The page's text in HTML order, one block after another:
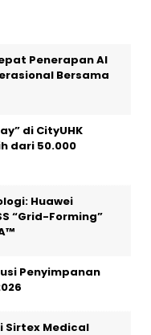
Penerapan AI
Bersama
di CityUHK
dari 50.000
Huawei
“Grid-Forming”
Penyimpanan
Sirtex Medical